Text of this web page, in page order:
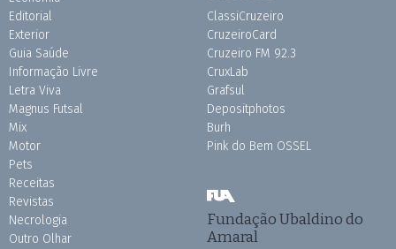
Editorial
Exterior
Guia Saúde
Informação Livre
Letra Viva
Magnus Futsal
Mix
Motor
Pets
Receitas
Revistas
Necrologia
Outro Olhar
ClassiCruzeiro
CruzeiroCard
Cruzeiro FM 92.3
CruxLab
Grafsul
Depositphotos
Burh
Pink do Bem OSSEL
Fundação Ubaldino do
Amaral